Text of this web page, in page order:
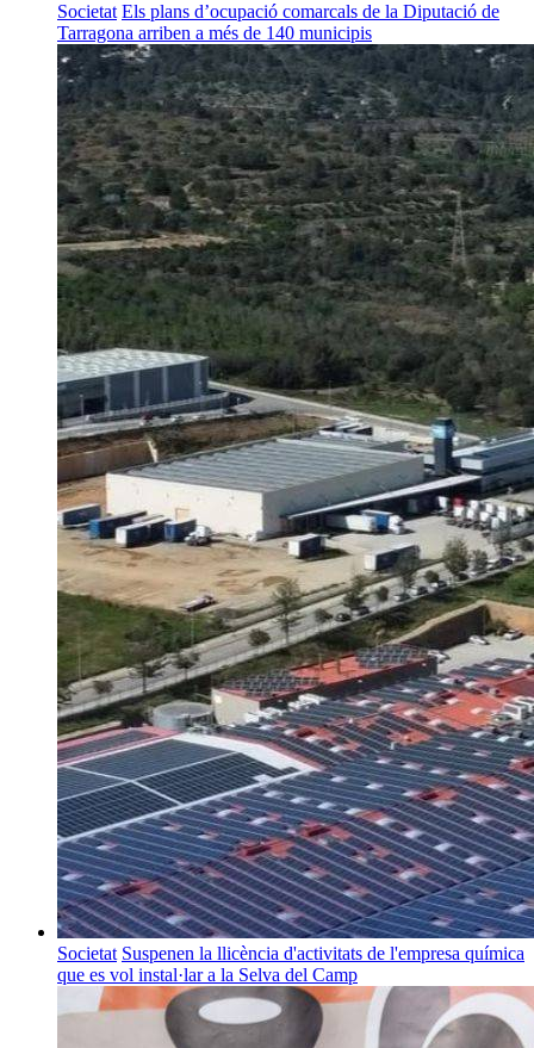
Societat Els plans d’ocupació comarcals de la Diputació de
Tarragona arriben a més de 140 municipis
Societat Suspenen la llicència d'activitats de l'empresa química
que es vol instal·lar a la Selva del Camp